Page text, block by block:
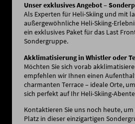
Unser exklusives Angebot –
Als Experten für Heli-Skiing und mit
außergewöhnliche Heli-Skiing-
ein exklusives Paket für das Last
Sondergruppe.
Akklimatisierung in Whistler oder
Möchten Sie sich vorab
empfehlen wir Ihnen einen
charmanten Terrace – ideale Orte,
sich perfekt auf Ihr Heli-Skiing-
Kontaktieren Sie uns noch heute,
Platz in dieser einzigartigen